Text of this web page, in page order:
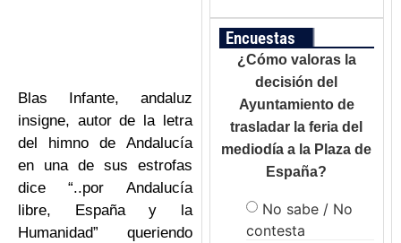
Blas Infante, andaluz
insigne, autor de la letra
del himno de Andalucía
en una de sus estrofas
dice “..por Andalucía
libre, España y la
Humanidad” queriendo
Encuestas
¿Cómo valoras la
decisión del
Ayuntamiento de
trasladar la feria del
mediodía a la Plaza de
España?
No sabe / No
contesta